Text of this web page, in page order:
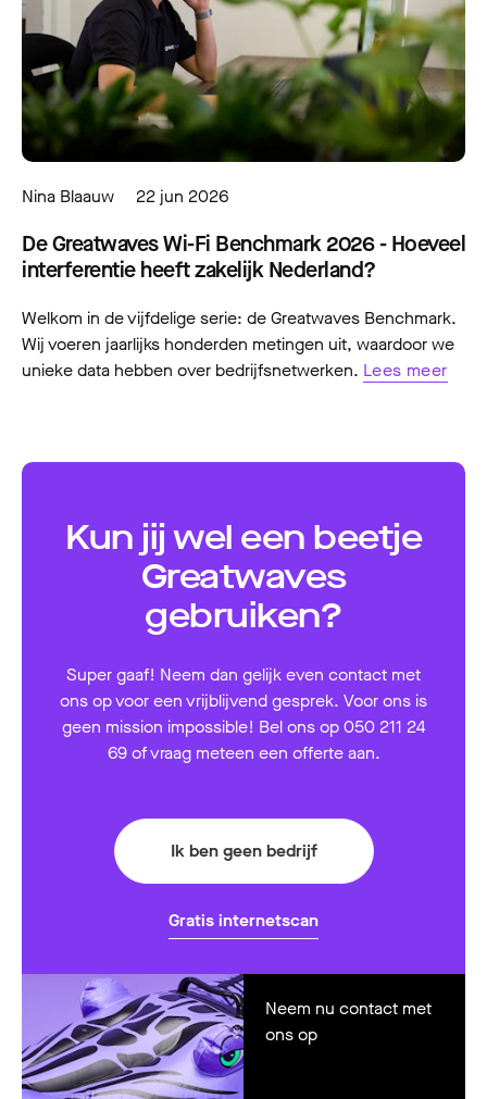
Nina Blaauw 22 jun 2026
De Greatwaves Wi-Fi Benchmark 2026 - Hoeveel
interferentie heeft zakelijk Nederland?
Welkom in de vijfdelige serie: de Greatwaves Benchmark.
Wij voeren jaarlijks honderden metingen uit, waardoor we
unieke data hebben over bedrijfsnetwerken. Lees meer
Kun jij wel een beetje
Greatwaves
gebruiken?
Super gaaf! Neem dan gelijk even contact met
ons op voor een vrijblijvend gesprek. Voor ons is
geen mission impossible! Bel ons op 050 211 24
69 of vraag meteen een offerte aan.
Ik ben geen bedrijf
Gratis internetscan
Neem nu contact met
ons op